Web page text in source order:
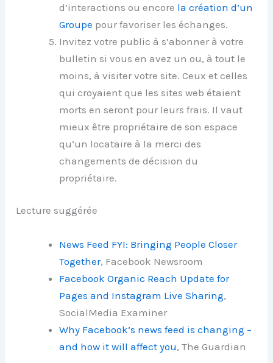
d’interactions ou encore la création d’un
Groupe pour favoriser les échanges.
Invitez votre public à s’abonner à votre
bulletin si vous en avez un ou, à tout le
moins, à visiter votre site. Ceux et celles
qui croyaient que les sites web étaient
morts en seront pour leurs frais. Il vaut
mieux être propriétaire de son espace
qu’un locataire à la merci des
changements de décision du
propriétaire.
Lecture suggérée
News Feed FYI: Bringing People Closer
Together, Facebook Newsroom
Facebook Organic Reach Update for
Pages and Instagram Live Sharing,
SocialMedia Examiner
Why Facebook’s news feed is changing –
and how it will affect you, The Guardian